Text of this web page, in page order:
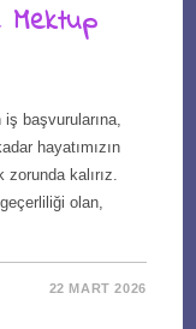
başvurularına,
hayatımızın
kalırız.
olan,
22 MART 2026